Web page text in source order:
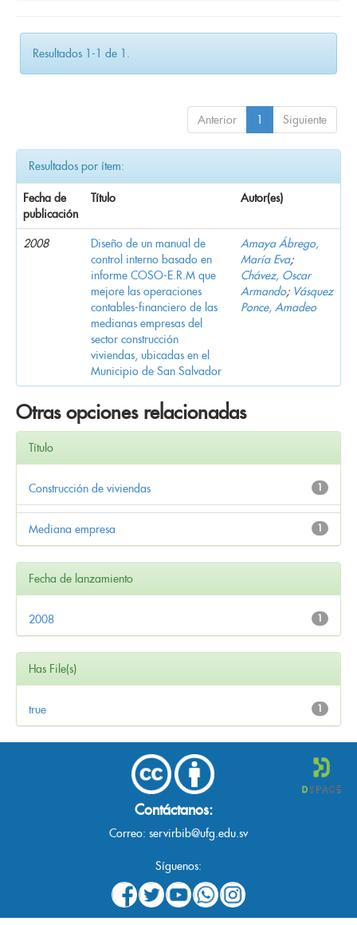
Resultados 1-1 de 1.
Anterior 1 Siguiente
Resultados por ítem:
Fecha de
publicación
Título Autor(es)
2008
Diseño de un manual de
control interno basado en
informe COSO-E.R.M que
mejore las operaciones
contables-financiero de las
medianas empresas del
sector construcción
viviendas, ubicadas en el
Municipio de San Salvador
Amaya Ábrego,
María Eva;
Chávez, Oscar
Armando; Vásquez
Ponce, Amadeo
Otras opciones relacionadas
Título
1
Construcción de viviendas
1
Mediana empresa
Fecha de lanzamiento
1
2008
Has File(s)
1
true
Contáctanos:
Correo: servirbib@ufg.edu.sv
Síguenos: